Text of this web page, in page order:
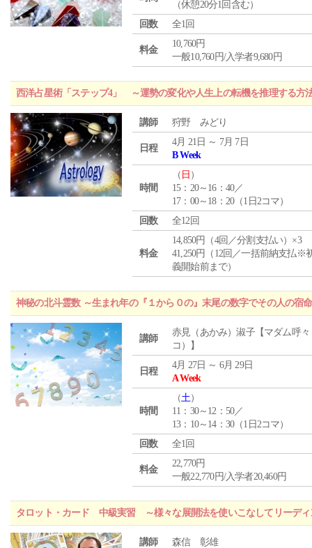
（休憩20分1回含む）
回数
全1回
料金
10,760円
一般10,760円/入学者9,680円
西洋占星術「ステップ4」 ～運勢の変化や人生上の転機を推理する方
講師 狩野 みどり
日程
4月 21日 ～ 7月 7日
B Week
時間
（ 日 ）
15：20～16：40／
17：00～18：20（1日2コマ）
回数
全12回
料金
14,850円（4回／分割支払い）×3
41,250円（12回／一括前納支払※
義開始前まで）
神秘の北斗霊数 ～生まれ年の『１から０の』末尾の数字でその人の宿
講師
赤見（あかみ）淑子【マダム呼々
コ）】
日程
4月 27日 ～ 6月 29日
A Week
時間
（土）
11：30～12：50／
13：10～14：30（1日2コマ）
回数
全1回
料金
22,770円
一般22,770円/入学者20,460円
タロット・カード 中級実習 ～様々な展開法を使いこなしてリーディ
講師 森信 彰雄